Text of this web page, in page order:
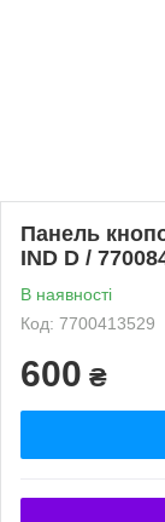
Панель
IND D /
В наявності
Код: 7700413529
600 ₴